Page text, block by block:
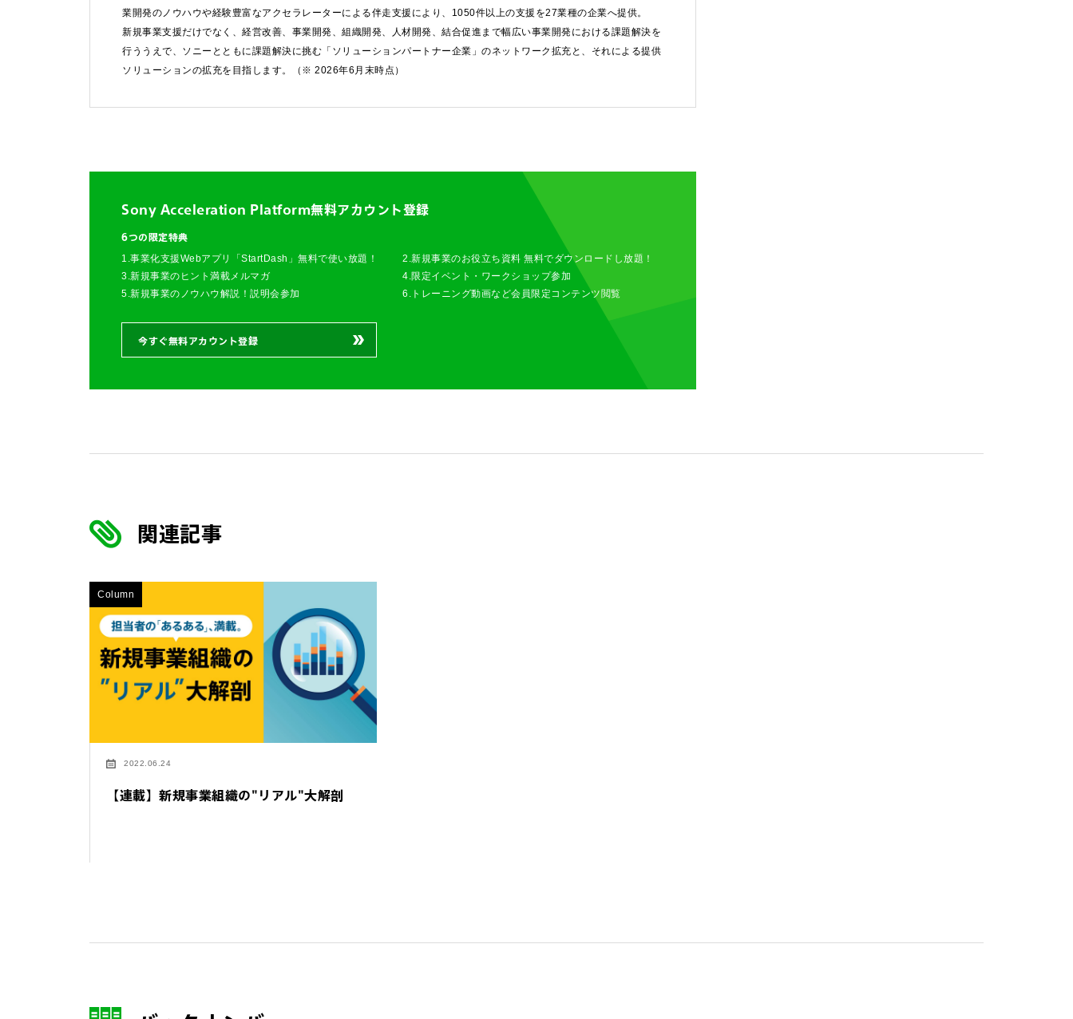
業開発のノウハウや経験豊富なアクセラレーターによる伴走支援により、1050件以上の支援を27業種の企業へ提供。
新規事業支援だけでなく、経営改善、事業開発、組織開発、人材開発、結合促進まで幅広い事業開発における課題解決を
行ううえで、ソニーとともに課題解決に挑む「ソリューションパートナー企業」のネットワーク拡充と、それによる提供
ソリューションの拡充を目指します。（※ 2026年6月末時点）
Sony Acceleration Platform無料アカウント登録
6つの限定特典
1.事業化支援Webアプリ「StartDash」無料で使い放題！
2.新規事業のお役立ち資料 無料でダウンロードし放題！
3.新規事業のヒント満載メルマガ
4.限定イベント・ワークショップ参加
5.新規事業のノウハウ解説！説明会参加
6.トレーニング動画など会員限定コンテンツ閲覧
今すぐ無料アカウント登録
関連記事
Column
2022.06.24
【連載】新規事業組織の"リアル"大解剖
FAQ & 個人お問い合わせ